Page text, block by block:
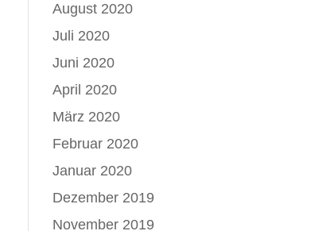
August 2020
Juli 2020
Juni 2020
April 2020
März 2020
Februar 2020
Januar 2020
Dezember 2019
November 2019